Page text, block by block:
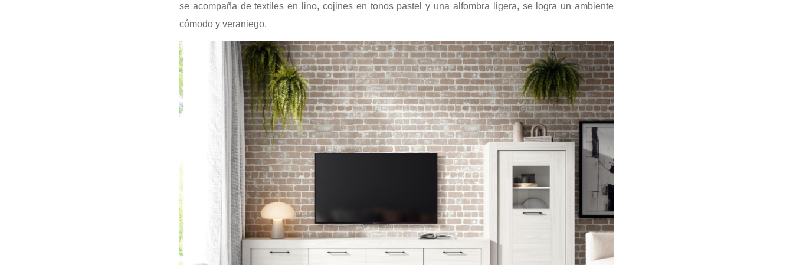
se acompaña de textiles en lino, cojines en tonos pastel y una alfombra ligera, se logra un ambiente
cómodo y veraniego.